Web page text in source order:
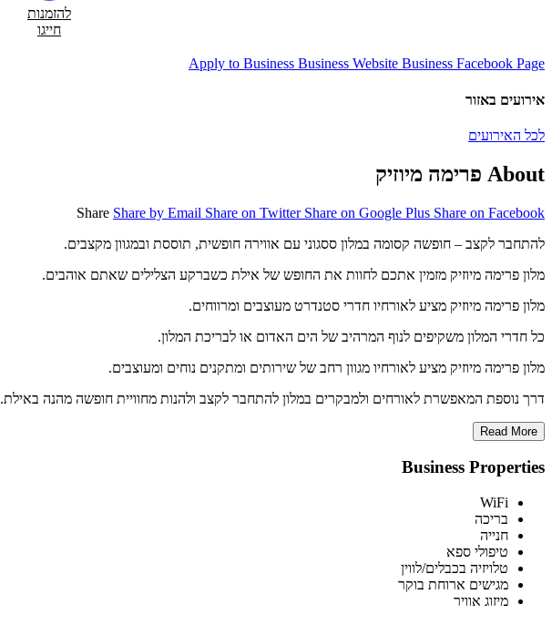
להזמנות
חייגו
Apply to Business Business Website Business Facebook Page
אירועים באזור
לכל האירועים
About פרימה מיוזיק
Share Share by Email Share on Twitter Share on Google Plus Share on Facebook
להתחבר לקצב – חופשה קסומה במלון ססגוני עם אווירה חופשית, תוססת ובמגוון מקצבים.
מלון פרימה מיוזיק מזמין אתכם לחוות את החופש של אילת כשברקע הצלילים שאתם אוהבים.
מלון פרימה מיוזיק מציע לאורחיו חדרי סטנדרט מעוצבים ומרווחים.
כל חדרי המלון משקיפים לנוף המרהיב של הים האדום או לבריכת המלון.
מלון פרימה מיוזיק מציע לאורחיו מגוון רחב של שירותים ומתקנים נוחים ומעוצבים.
דרך נוספת המאפשרת לאורחים ולמבקרים במלון להתחבר לקצב ולהנות מחוויית חופשה מהנה באילת.
Read More
Business Properties
WiFi
בריכה
חנייה
טיפולי ספא
טלויזיה בכבלים/לווין
מגישים ארוחת בוקר
מיזוג אוויר